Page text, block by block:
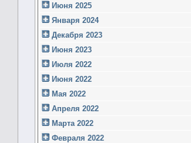
Июня 2025
Января 2024
Декабря 2023
Июня 2023
Июля 2022
Июня 2022
Мая 2022
Апреля 2022
Марта 2022
Февраля 2022